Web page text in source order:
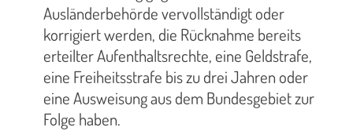
Ausländerbehörde vervollständigt oder
korrigiert werden, die Rücknahme bereits
erteilter Aufenthaltsrechte, eine Geldstrafe,
eine Freiheitsstrafe bis zu drei Jahren oder
eine Ausweisung aus dem Bundesgebiet zur
Folge haben.